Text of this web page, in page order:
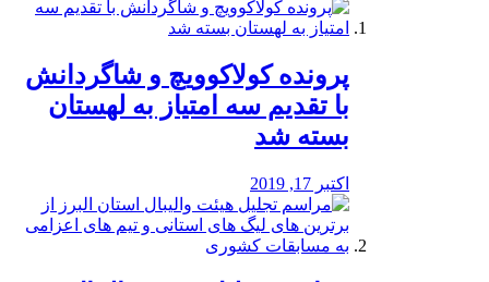
پرونده کولاکوویچ و شاگردانش
با تقدیم سه امتیاز به لهستان
بسته شد
اکتبر 17, 2019